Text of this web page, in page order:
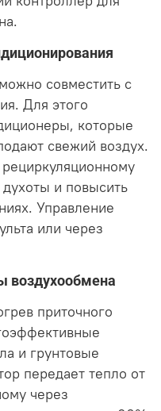
можно совместить с
Для этого
которые
свежий воздух.
и повысить
Управление
или через
воздухообмена
приточного
и грунтовые
передает тепло от
через